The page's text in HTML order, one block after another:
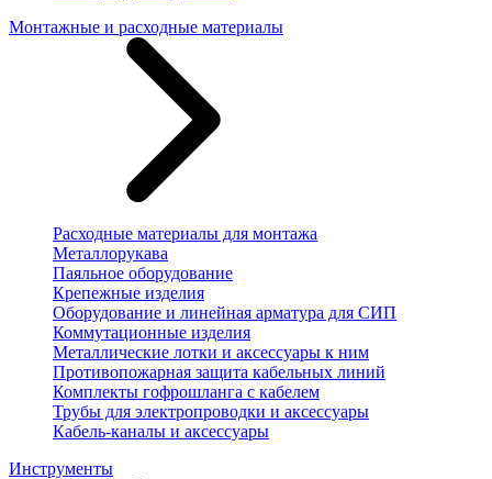
Монтажные и расходные материалы
Расходные материалы для монтажа
Металлорукава
Паяльное оборудование
Крепежные изделия
Оборудование и линейная арматура для СИП
Коммутационные изделия
Металлические лотки и аксессуары к ним
Противопожарная защита кабельных линий
Комплекты гофрошланга с кабелем
Трубы для электропроводки и аксессуары
Кабель-каналы и аксессуары
Инструменты